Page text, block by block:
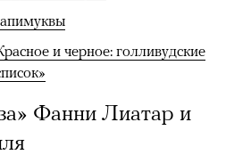
и черное: голливудские
Фанни Лиатар и